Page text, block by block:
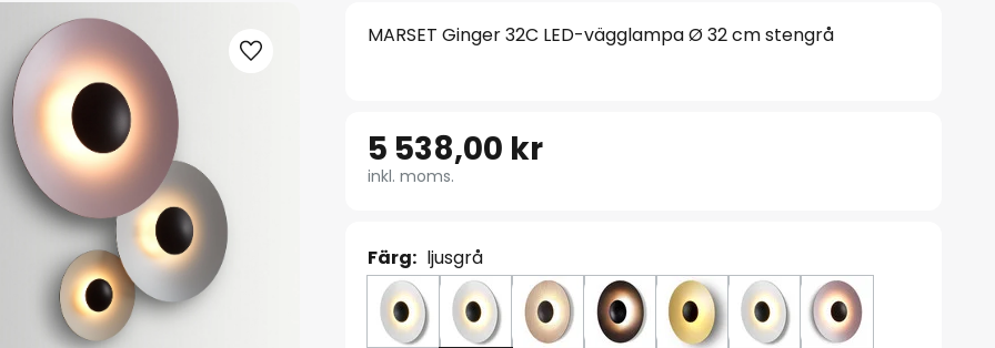
MARSET Ginger 32C LED-vägglampa Ø 32 cm stengrå
5 538,00 kr
inkl. moms.
Färg: ljusgrå